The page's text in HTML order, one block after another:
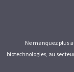
Ne manquez plus
biotechnologies, au